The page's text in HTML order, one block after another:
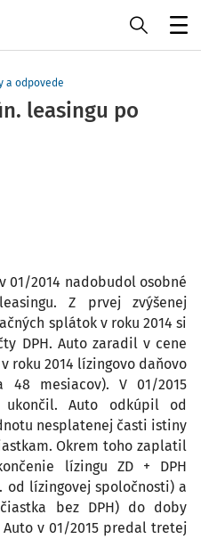
a odpovede
leasingu po
01/2014 nadobudol osobné
Z prvej zvýšenej
splátok v roku 2014 si
DPH. Auto zaradil v cene
roku 2014 lízingovo daňovo
mesiacov). V 01/2015
ukončil. Auto odkúpil od
nesplatenej časti istiny
Okrem toho zaplatil
lízingu ZD + DPH
od lízingovej spoločnosti) a
bez DPH) do doby
v 01/2015 predal tretej